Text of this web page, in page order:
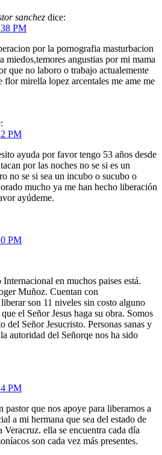
sanchez dice:
PM
por la pornografia masturbacion
miedos,temores angustias por mi mama
que no laboro o trabajo actualemente
flor mirella lopez arcentales me ame me
PM
ayuda por favor tengo 53 años desde
por las noches no se si es un
no se si sea un incubo o sucubo o
mucho ya me han hecho liberación
ayúdeme.
PM
en muchos paises está.
Muñoz. Cuentan con
son 11 niveles sin costo alguno
el Señor Jesus haga su obra. Somos
del Señor Jesucristo. Personas sanas y
autoridad del Señorqe nos ha sido
PM
pastor que nos apoye para liberarnos a
a mi hermana que sea del estado de
Veracruz. ella se encuentra cada día
son cada vez más presentes.